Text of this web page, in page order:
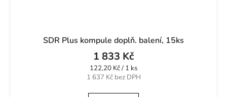
SDR Plus kompule doplň. balení, 15ks
1 637 Kč bez DPH
1 833 Kč
Měrná
cena:
122,20 Kč / 1 ks